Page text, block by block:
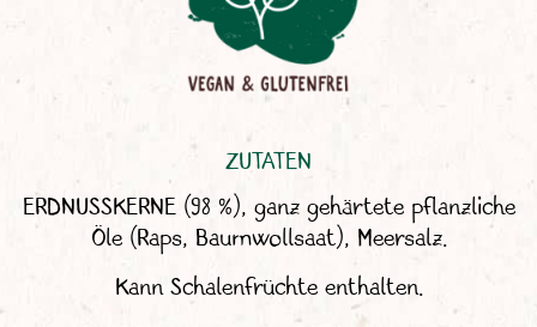
ZUTATEN
ERDNUSSKERNE (98 %), ganz gehärtete pflanzliche
Öle (Raps, Baumwollsaat), Meersalz.
Kann Schalenfrüchte enthalten.